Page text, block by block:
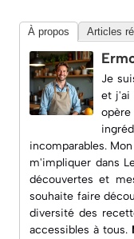
À propos Articles
Je
et j'ai
incomparables.
m'impliquer dans
découvertes et
souhaite faire
diversité des
accessibles à tous.